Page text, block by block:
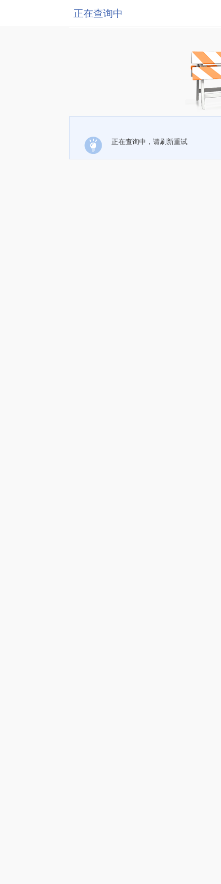
正在查询中
正在查询中，请刷新重试